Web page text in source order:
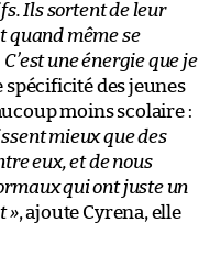
Ils sortent de leur
quand même se
une énergie que je
spécificité des jeunes
moins scolaire :
mieux que des
eux, et de nous
qui ont juste un
», ajoute Cyrena, elle